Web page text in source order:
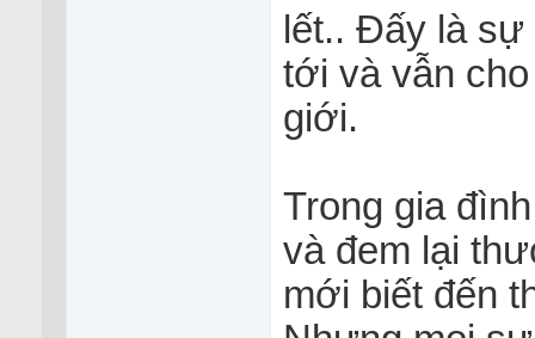
lết.. Đấy là
tới và vẫn
giới.
Trong gia
và đem lại
mới biết đến